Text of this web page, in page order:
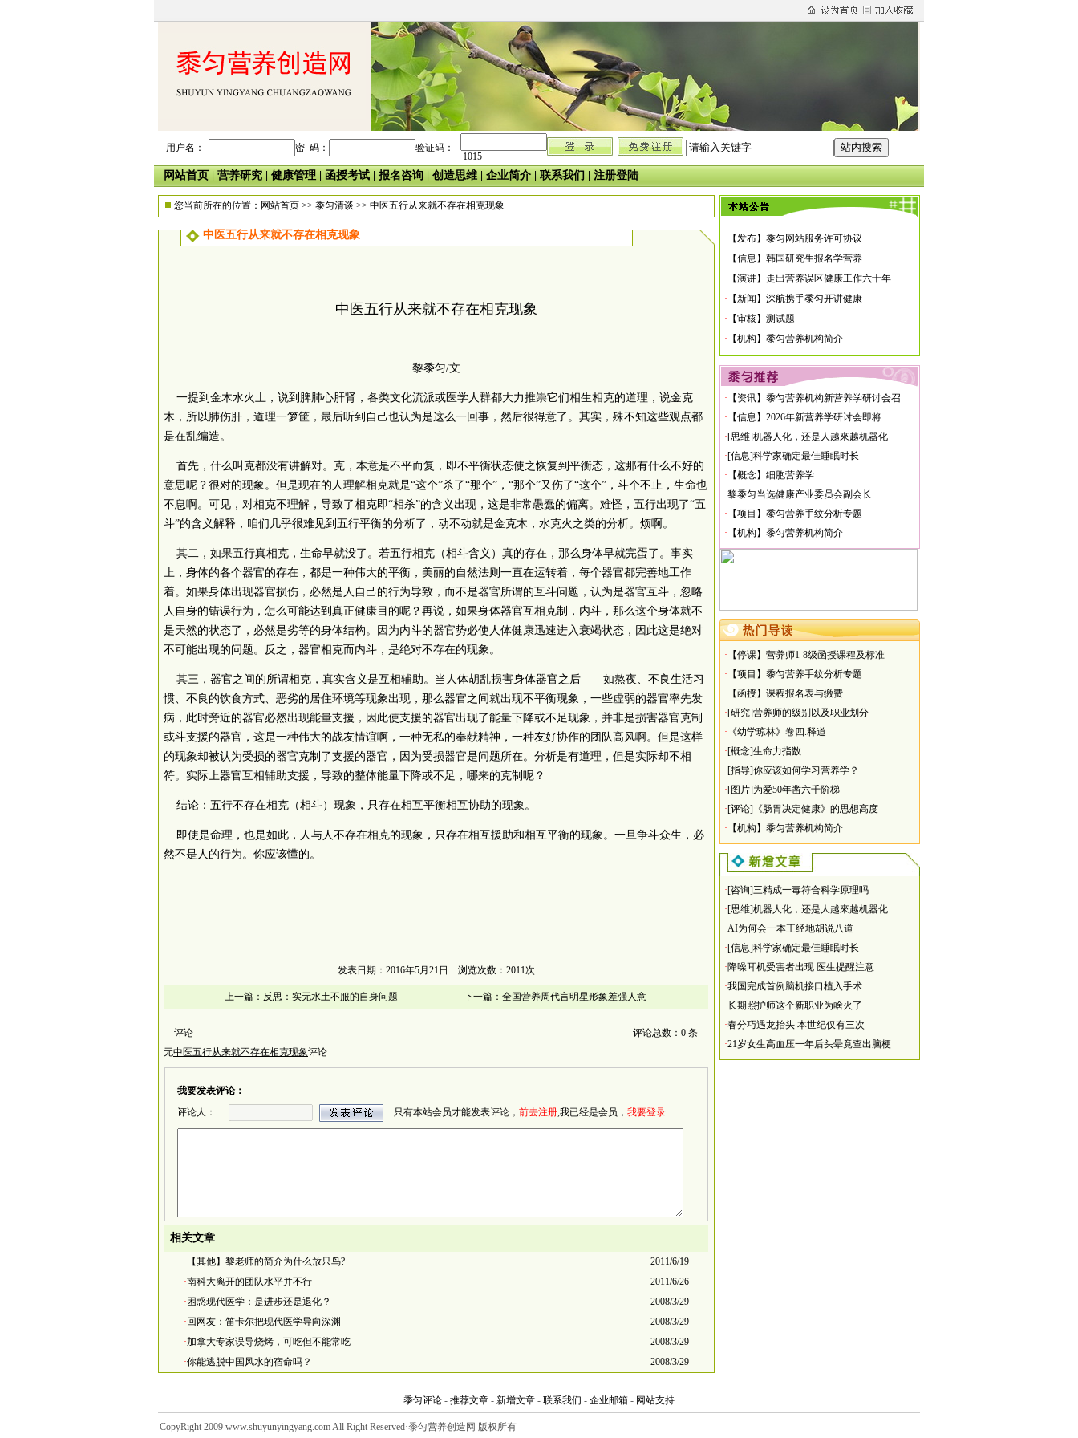
用户名： 密 码： 验证码：
1015
网站首页 营养研究 健康管理 函授考试 报名咨询 创造思维| 企业简介 联系我们 注册登陆
您当前所在的位置： 网站首页 >> 黍匀清谈 >> 中医五行从来就不存在相克现象
中医五行从来就不存在相克现象
中医五行从来就不存在相克现象
黎黍匀/文
一提到金木水火土，说到脾肺心肝肾，各类文化流派或医学人群都大力推崇它们相生相克的道理，说金克
木，所以肺伤肝，道理一箩筐，最后听到自己也认为是这么一回事，然后很得意了。其实，殊不知这些观点都
是在乱编造。
首先，什么叫克都没有讲解对。克，本意是不平而复，即不平衡状态使之恢复到平衡态，这那有什么不好的
意思呢？很对的现象。但是现在的人理解相克就是“这个”杀了“那个”，“那个”又伤了“这个”，斗个不止，生命也
不息啊。可见，对相克不理解，导致了相克即“相杀”的含义出现，这是非常愚蠢的偏离。难怪，五行出现了“五
斗”的含义解释，咱们几乎很难见到五行平衡的分析了，动不动就是金克木，水克火之类的分析。烦啊。
其二，如果五行真相克，生命早就没了。若五行相克（相斗含义）真的存在，那么身体早就完蛋了。事实
上，身体的各个器官的存在，都是一种伟大的平衡，美丽的自然法则一直在运转着，每个器官都完善地工作
着。如果身体出现器官损伤，必然是人自己的行为导致，而不是器官所谓的互斗问题，认为是器官互斗，忽略
人自身的错误行为，怎么可能达到真正健康目的呢？再说，如果身体器官互相克制，内斗，那么这个身体就不
是天然的状态了，必然是劣等的身体结构。因为内斗的器官势必使人体健康迅速进入衰竭状态，因此这是绝对
不可能出现的问题。反之，器官相克而内斗，是绝对不存在的现象。
其三，器官之间的所谓相克，真实含义是互相辅助。当人体胡乱损害身体器官之后——如熬夜、不良生活习
惯、不良的饮食方式、恶劣的居住环境等现象出现，那么器官之间就出现不平衡现象，一些虚弱的器官率先发
病，此时旁近的器官必然出现能量支援，因此使支援的器官出现了能量下降或不足现象，并非是损害器官克制
或斗支援的器官，这是一种伟大的战友情谊啊，一种无私的奉献精神，一种友好协作的团队高风啊。但是这样
的现象却被认为受损的器官克制了支援的器官，因为受损器官是问题所在。分析是有道理，但是实际却不相
符。实际上器官互相辅助支援，导致的整体能量下降或不足，哪来的克制呢？
结论：五行不存在相克（相斗）现象，只存在相互平衡相互协助的现象。
即使是命理，也是如此，人与人不存在相克的现象，只存在相互援助和相互平衡的现象。一旦争斗众生，必
然不是人的行为。你应该懂的。
发表日期：2016年5月21日 浏览次数：2011次
上一篇： 反思：实无水土不服的自身问题 下一篇： 全国营养周代言明星形象差强人意
评论
评论总数：0 条
无中医五行从来就不存在相克现象评论
我要发表评论：
评论人：
只有本站会员才能发表评论， 前去注册,我已经是会员， 我要登录
相关文章
· 【其他】黎老师的简介为什么放只鸟?
2011/6/19
·南科大离开的团队水平并不行
2011/6/26
· 困惑现代医学：是进步还是退化？
2008/3/29
· 回网友：笛卡尔把现代医学导向深渊
2008/3/29
·加拿大专家误导烧烤，可吃但不能常吃
2008/3/29
·你能逃脱中国风水的宿命吗？ 2008/3/29
·【机构】黍匀营养机构简介
【信息】孙博士到黍匀进修营养学
【发布】黍匀网站服务许可协议
【信息】韩国研究生报名学营养
【演讲】走出营养误区健康工作六十年
【新闻】深航携手黍匀开讲健康
【审核】测试题
【机构】黍匀营养机构简介
【信息】孙博士到黍匀进修营养学
【发布】黍匀网站服务许可协议
【信息】韩国研究生报名学营养
【演讲】走出营养误区健康工作六十年
·【新闻】深航携手黍匀开讲健康
· 【审核】测试题
· 【资讯】黍匀营养机构新营养学研讨会召
· 【信息】2026年新营养学研讨会即将
·[思维]机器人化，还是人越來越机器化
·[信息]科学家确定最佳睡眠时长
· 【概念】细胞营养学
·黎黍匀当选健康产业委员会副会长
· 【项目】黍匀营养手纹分析专题
· 【机构】黍匀营养机构简介
· 【停课】营养师1-8级函授课程及标准
· 【项目】黍匀营养手纹分析专题
· 【函授】课程报名表与缴费
·[研究]营养师的级别以及职业划分
· 《幼学琼林》卷四.释道
·[概念]生命力指数
·[指导]你应该如何学习营养学？
·[图片]为爱50年凿六千阶梯
·[评论]《肠胃决定健康》的思想高度
· 【机构】黍匀营养机构简介
·[咨询]三精成一毒符合科学原理吗
·[思维]机器人化，还是人越來越机器化
·AI为何会一本正经地胡说八道
·[信息]科学家确定最佳睡眠时长
·降噪耳机受害者出现 医生提醒注意
·我国完成首例脑机接口植入手术
·长期照护师这个新职业为啥火了
·春分巧遇龙抬头 本世纪仅有三次
·21岁女生高血压一年后头晕竟查出脑梗
黍匀评论 - 推荐文章 - 新增文章 - 联系我们 - 企业邮箱 - 网站支持
CopyRight 2009 www.shuyunyingyang.com All Right Reserved·黍匀营养创造网 版权所有